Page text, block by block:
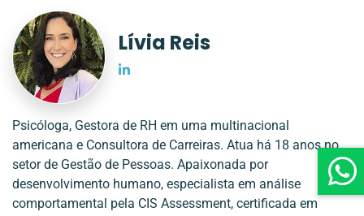
Lívia Reis
Psicóloga, Gestora de RH em uma multinacional
americana e Consultora de Carreiras. Atua há 18 anos no
setor de Gestão de Pessoas. Apaixonada por
desenvolvimento humano, especialista em análise
comportamental pela CIS Assessment, certificada em